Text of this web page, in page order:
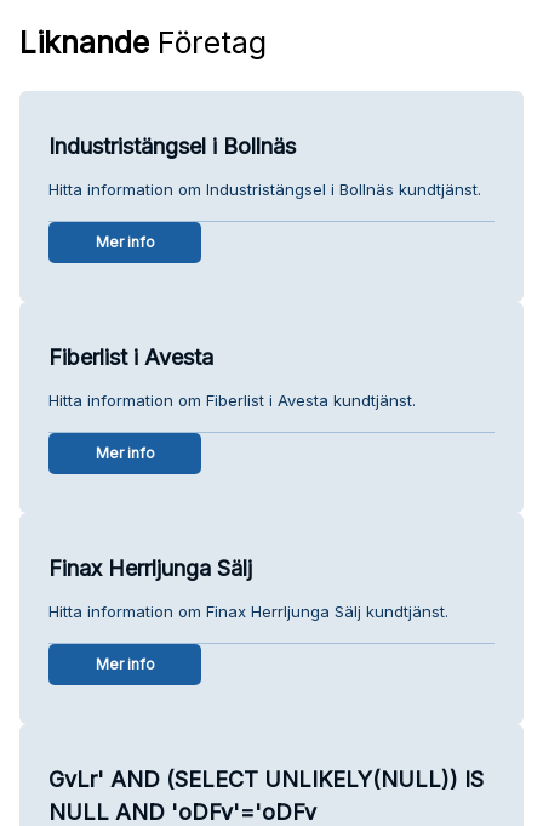
Liknande Företag
Industristängsel i Bollnäs
Hitta information om Industristängsel i Bollnäs kundtjänst.
Mer info
Fiberlist i Avesta
Hitta information om Fiberlist i Avesta kundtjänst.
Mer info
Finax Herrljunga Sälj
Hitta information om Finax Herrljunga Sälj kundtjänst.
Mer info
GvLr' AND (SELECT UNLIKELY(NULL)) IS
NULL AND 'oDFv'='oDFv